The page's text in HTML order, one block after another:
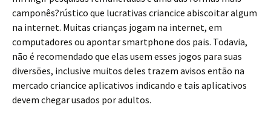
camponês?rústico que lucrativas criancice abiscoitar algum
na internet. Muitas crianças jogam na internet, em
computadores ou apontar smartphone dos pais. Todavia,
não é recomendado que elas usem esses jogos para suas
diversões, inclusive muitos deles trazem avisos então na
mercado criancice aplicativos indicando e tais aplicativos
devem chegar usados por adultos.